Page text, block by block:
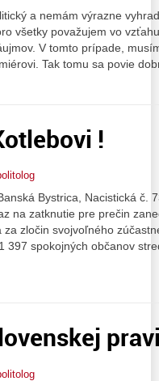
a nemám výrazne
všetky považujem vo
V tomto prípade,
Tak tomu sa povie
!
Bystrica, Nacistická č.
na zatknutie pre prečin
zločin svojvoľného
397 spokojných občanov